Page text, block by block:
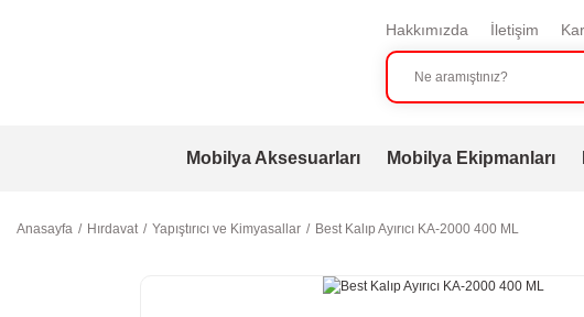
Hakkımızda İletişim
Mobilya Aksesuarları Mobilya Ekipmanları
Anasayfa Hırdavat Yapıştırıcı ve Kimyasallar Best Kalıp Ayırıcı KA-2000 400 ML